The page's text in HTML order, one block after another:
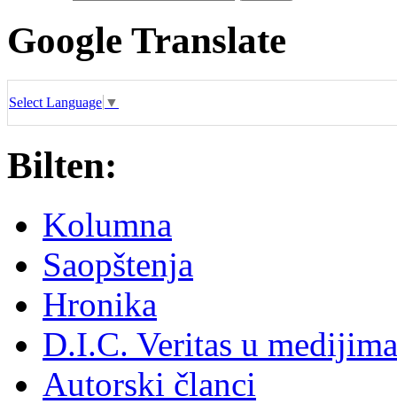
Google Translate
Select Language ▼
Bilten:
Kolumna
Saopštenja
Hronika
D.I.C. Veritas u medijima
Autorski članci